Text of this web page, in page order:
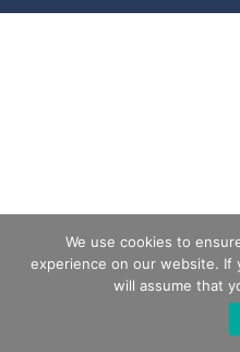
We use cookies to
experience on our website.
will assume that